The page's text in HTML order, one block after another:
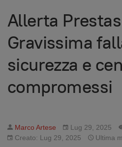
Allerta
Gravissima
sicurezza e
compromessi
Marco Artese Lug 29, 2025
Creato: Lug 29, 2025
Ultima